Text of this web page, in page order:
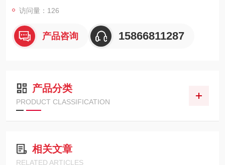
访问量：126
产品咨询 15866811287
产品分类
PRODUCT CLASSIFICATION
相关文章
RELATED ARTICLES